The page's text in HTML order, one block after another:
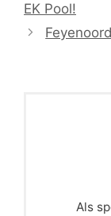
EK Pool!
Als